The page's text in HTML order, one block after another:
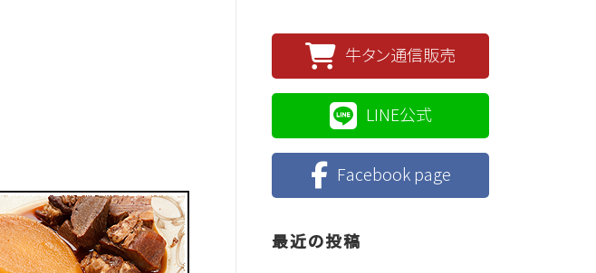
牛タン通信販売
LINE公式
Facebook page
最近の投稿